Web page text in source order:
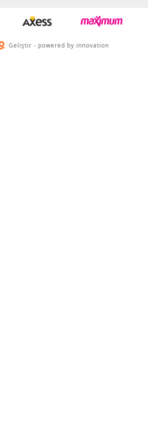
Geliştir - powered by innovation